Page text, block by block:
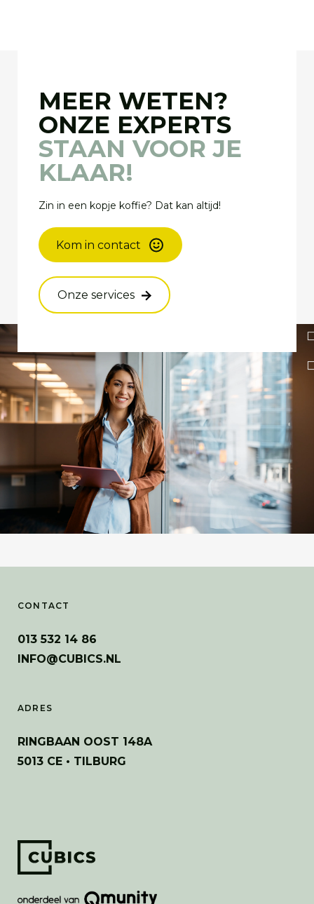
MEER WETEN?
ONZE EXPERTS
STAAN VOOR JE
KLAAR!
Zin in een kopje koffie? Dat kan altijd!
Kom in contact
Onze services
CONTACT
013 532 14 86
INFO@CUBICS.NL
ADRES
RINGBAAN OOST 148A
5013 CE • TILBURG